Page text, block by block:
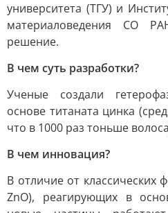
университета (ТГУ) и
материаловедения СО
решение.
В чем суть разработки?
Ученые создали
основе титаната цинка
что в 1000 раз тоньше
В чем инновация?
В отличие от классических
ZnO), реагирующих в